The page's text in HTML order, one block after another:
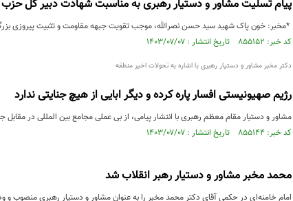
پیام تسلیت مشاور و دستیار رهبری به مناسبت شهادت دبیر کل حزب
*مخبر: خون پاک شهید سید حسن نصرالله، موجب تقویت جبهه مقاومت و تثبیت پیروزی
کد خبر: ۸۵۵۱۵۲ تاریخ انتشار : ۱۴۰۳/۰۷/۰۷
دکتر مخبر مشاور و دستیار رهبری با اشاره به تحولات اخیر منطقه
رژیم صهیونیستی افسار پاره کرده و دیگر ابایی از هیچ جنایتی ندارد
مشاور و دستیار مقام معظم رهبری با انتشار پیامی، از بی عملی مجامع بین المللی در
کد خبر: ۸۵۵۱۴۴ تاریخ انتشار : ۱۴۰۳/۰۷/۰۷
محمد مخبر مشاور و دستیار رهبر انقلاب شد
امام خامنه‌ای در حکمی آقای دکتر محمد مخبر را به عنوان مشاور و دستیار رهبری منصوب و